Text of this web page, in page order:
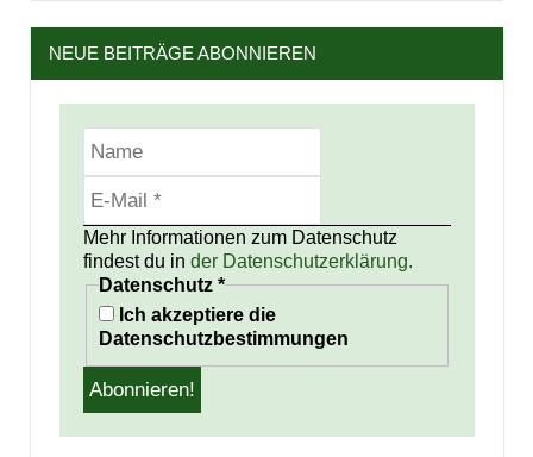
NEUE BEITRÄGE ABONNIEREN
Mehr Informationen zum Datenschutz
findest du in der Datenschutzerklärung.
Datenschutz *
Ich akzeptiere die
Datenschutzbestimmungen